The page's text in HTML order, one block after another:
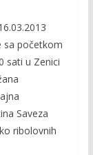
sa početkom
sati u Zenici
Saveza
ribolovnih